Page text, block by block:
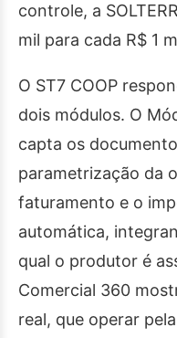
controle, a
mil para cada R$ 1
O ST7 COOP
dois módulos. O
capta os
parametrização da
faturamento e o
automática,
qual o produtor é
Comercial 360
real, que operar